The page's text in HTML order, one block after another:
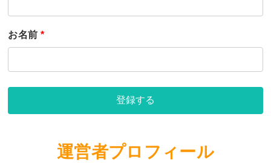
お名前 *
登録する
運営者プロフィール